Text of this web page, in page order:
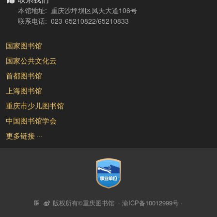
本馆地址: 重庆沙坪坝区凤天大道106号
联系电话: 023-65210822/65210833
国家图书馆
国家公共文化云
首都图书馆
上海图书馆
重庆市少儿图书馆
中国图书馆学会
更多链接 ···
版权所有©重庆图书馆 · 渝ICP备10012999号·